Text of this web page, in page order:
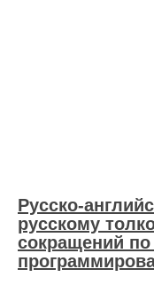
Русско-
русскому
сокращений по